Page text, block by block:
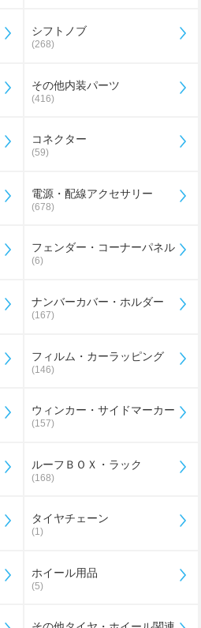
シフトノブ
(268)
その他内装パーツ
(416)
コネクター
(59)
電源・配線アクセサリー
(678)
フェンダー・コーナーパネル
(6)
ナンバーカバー・ホルダー
(167)
フィルム・カーラッピング
(146)
ウィンカー・サイドマーカー
(157)
ルーフＢＯＸ・ラック
(168)
タイヤチェーン
(1)
ホイール用品
(5)